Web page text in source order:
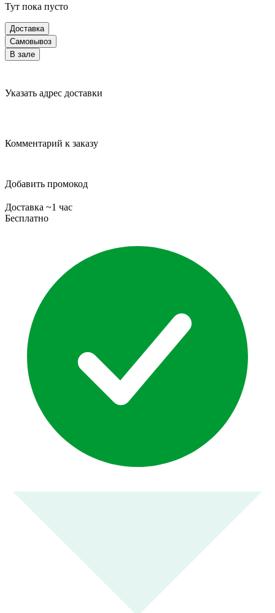
Тут пока пусто
Доставка
Самовывоз
В зале
Указать адрес доставки
Комментарий к заказу
Добавить промокод
Доставка ~1 час
Бесплатно